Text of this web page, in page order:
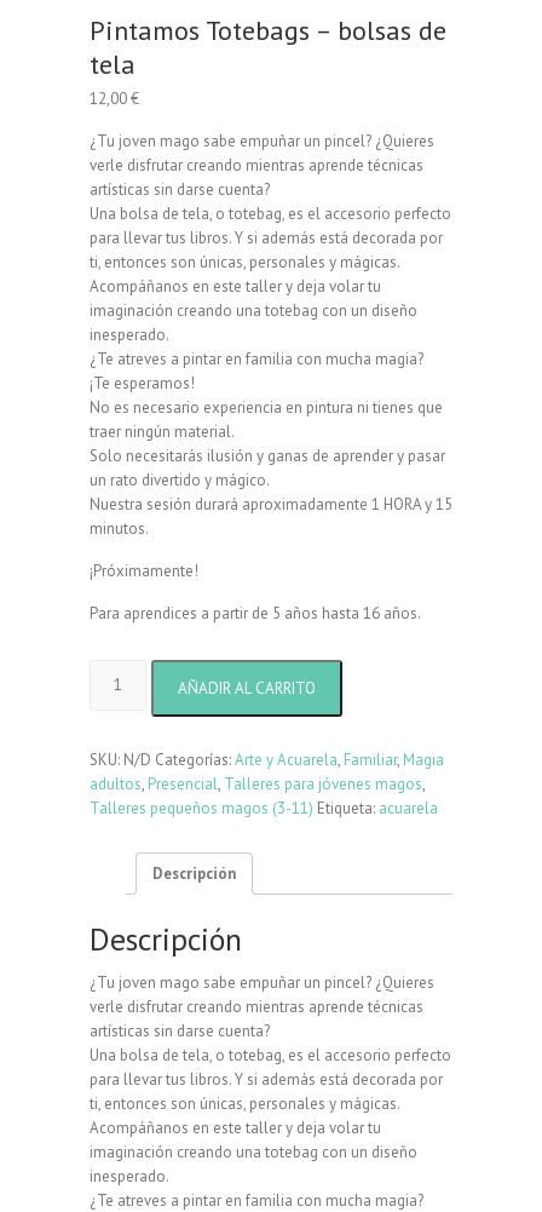
Pintamos Totebags – bolsas de
tela
12,00€
¿Tu joven mago sabe empuñar un pincel? ¿Quieres
verle disfrutar creando mientras aprende técnicas
artísticas sin darse cuenta?
Una bolsa de tela, o totebag, es el accesorio perfecto
para llevar tus libros. Y si además está decorada por
ti, entonces son únicas, personales y mágicas.
Acompáñanos en este taller y deja volar tu
imaginación creando una totebag con un diseño
inesperado.
¿Te atreves a pintar en familia con mucha magia?
¡Te esperamos!
No es necesario experiencia en pintura ni tienes que
traer ningún material.
Solo necesitarás ilusión y ganas de aprender y pasar
un rato divertido y mágico.
Nuestra sesión durará aproximadamente 1 HORA y 15
minutos.
¡Próximamente!
Para aprendices a partir de 5 años hasta 16 años.
Totebags
de
tela
cantidad
AÑADIR AL CARRITO
SKU: N/D Categorías:Arte y Acuarela, Familiar, Magia
adultos, Presencial, Talleres para jóvenes magos,
Talleres pequeños magos (3-11) Etiqueta: acuarela
Descripción
Descripción
¿Tu joven mago sabe empuñar un pincel? ¿Quieres
verle disfrutar creando mientras aprende técnicas
artísticas sin darse cuenta?
Una bolsa de tela, o totebag, es el accesorio perfecto
para llevar tus libros. Y si además está decorada por
ti, entonces son únicas, personales y mágicas.
Acompáñanos en este taller y deja volar tu
imaginación creando una totebag con un diseño
inesperado.
¿Te atreves a pintar en familia con mucha magia?